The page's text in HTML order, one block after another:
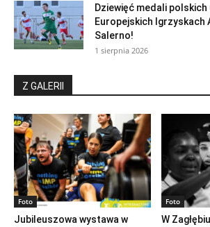
Dziewięć medali polskich
Europejskich Igrzyskach
Salerno!
1 sierpnia 2026
Z GALERII
Foto
Jubileuszowa wystawa w
Foto
W